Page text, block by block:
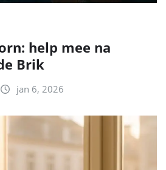
help mee na
Brik
jan 6, 2026